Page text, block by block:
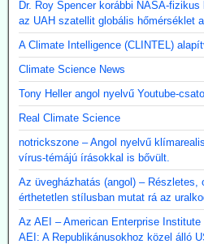
Dr. Roy Spencer korábbi NASA-
az UAH szatellit globális hőmérséklet
A Climate Intelligence (CLINTEL)
Climate Science News
Tony Heller angol nyelvű Youtube-
Real Climate Science
notrickszone – Angol nyelvű
vírus-témájú írásokkal is bővült.
Az üvegházhatás (angol) – Részletes,
érthetetlen stílusban mutat rá az
Az AEI – American Enterprise
AEI: A Republikánusokhoz közel álló